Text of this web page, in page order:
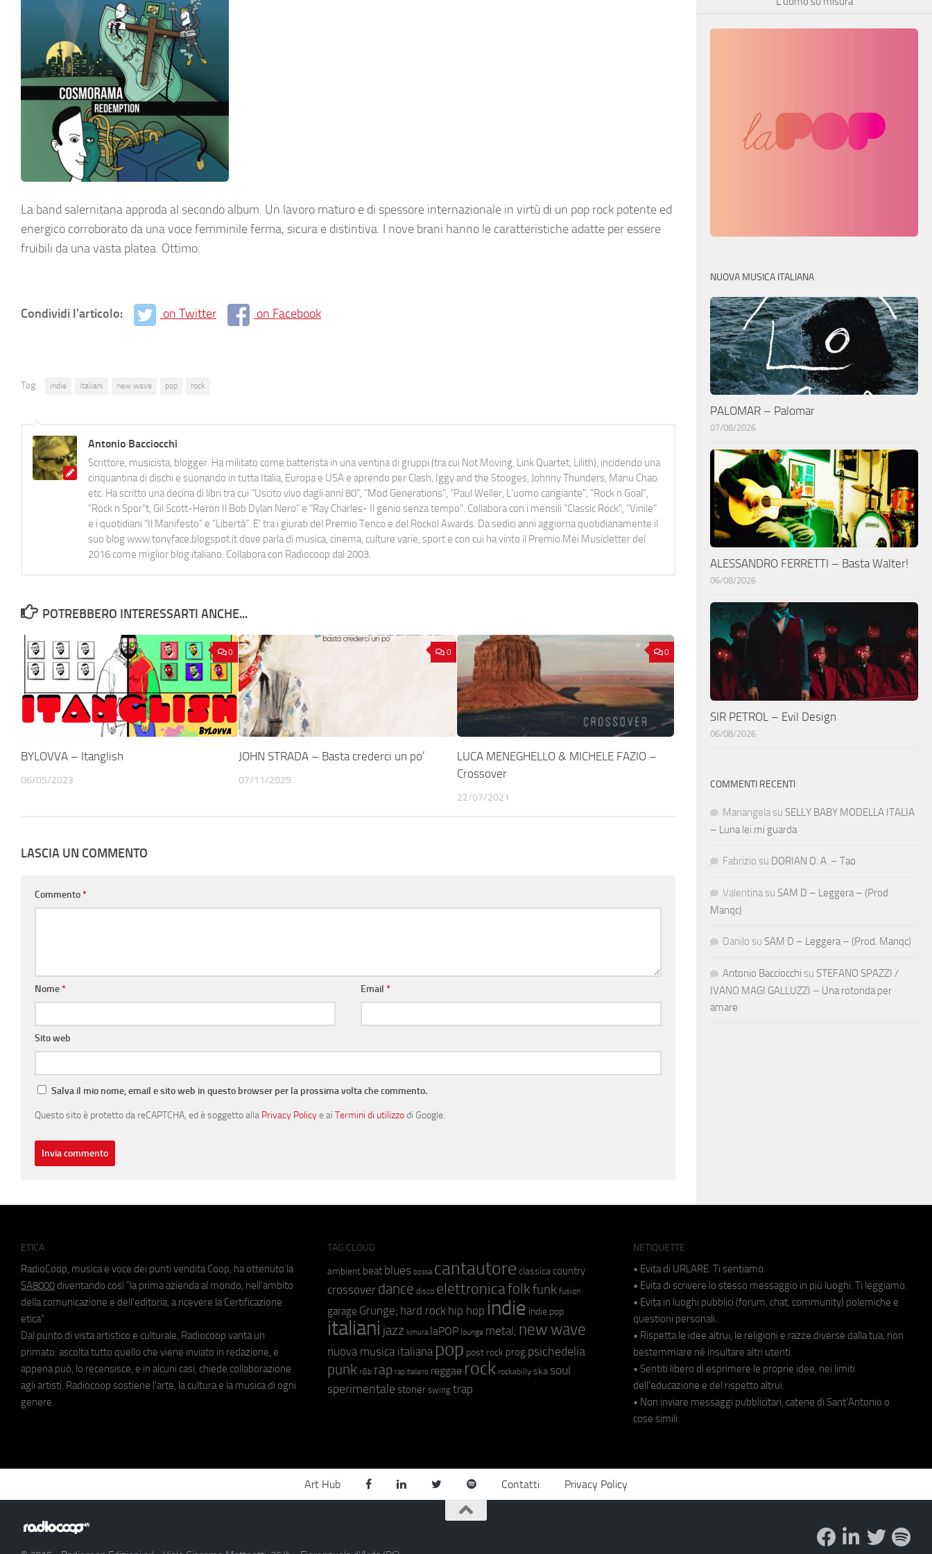
La band salernitana approda al secondo album. Un lavoro maturo e di spessore internazionale in virtù di un pop rock potente ed
energico corroborato da una voce femminile ferma, sicura e distintiva. I nove brani hanno le caratteristiche adatte per essere
fruibili da una vasta platea. Ottimo.
Condividi l'articolo: on Twitter on Facebook
Tag: indie italiani new wave pop rock
Antonio Bacciocchi
Scrittore, musicista, blogger. Ha militato come batterista in una ventina di gruppi (tra cui Not Moving, Link Quartet, Lilith), incidendo una
cinquantina di dischi e suonando in tutta Italia, Europa e USA e aprendo per Clash, Iggy and the Stooges, Johnny Thunders, Manu Chao
etc. Ha scritto una decina di libri tra cui "Uscito vivo dagli anni 80", "Mod Generations", "Paul Weller, L’uomo cangiante", "Rock n Goal",
"Rock n Spor"t, Gil Scott-Heron Il Bob Dylan Nero" e "Ray Charles- Il genio senza tempo". Collabora con i mensili “Classic Rock”, "Vinile"
e i quotidiani “Il Manifesto” e “Libertà”. E' tra i giurati del Premio Tenco e del Rockol Awards. Da sedici anni aggiorna quotidianamente il
suo blog www.tonyface.blogspot.it dove parla di musica, cinema, culture varie, sport e con cui ha vinto il Premio Mei Musicletter del
2016 come miglior blog italiano. Collabora con Radiocoop dal 2003.
POTREBBERO INTERESSARTI ANCHE...
0
BYLOVVA – Itanglish
06/05/2023
0
JOHN STRADA – Basta crederci un po’
07/11/2025
0
LUCA MENEGHELLO & MICHELE FAZIO –
Crossover
22/07/2021
LASCIA UN COMMENTO
Commento*
Nome* Email*
Sito web
Salva il mio nome, email e sito web in questo browser per la prossima volta che commento.
Questo sito è protetto da reCAPTCHA, ed è soggetto alla Privacy Policye ai Termini di utilizzodi Google.
NUOVA MUSICA ITALIANA
PALOMAR – Palomar
07/08/2026
ALESSANDRO FERRETTI – Basta Walter!
06/08/2026
SIR PETROL – Evil Design
06/08/2026
COMMENTI RECENTI
Mariangela su SELLY BABY MODELLA ITALIA
– Luna lei mi guarda
Fabrizio su DORIAN O. A. – Tao
Valentina su SAM D – Leggera – (Prod.
Manqc)
Danilo su SAM D – Leggera – (Prod. Manqc)
Antonio Bacciocchi su STEFANO SPAZZI /
IVANO MAGI GALLUZZI – Una rotonda per
amare
ETICA
RadioCoop, musica e voce dei punti vendita Coop, ha ottenuto la
SA8000 diventando così "la prima azienda al mondo, nell'ambito
della comunicazione e dell'editoria, a ricevere la Certificazione
etica".
Dal punto di vista artistico e culturale, Radiocoop vanta un
primato: ascolta tutto quello che viene inviato in redazione, e
appena può, lo recensisce, e in alcuni casi, chiede collaborazione
agli artisti. Radiocoop sostiene l'arte, la cultura e la musica di ogni
genere.
TAG CLOUD
ambient beat blues bossa cantautore classica country
crossover dance disco elettronicafolkfunk fusion
garage Grunge; hard rock hip hop indie indie pop
italiani jazz kimura laPOP lounge metal; new wave
nuova musica italiana pop post rock prog psichedelia
punk r&b rap rap italiano reggae rock rockabilly ska soul
sperimentale stoner swing trap
NETIQUETTE
• Evita di URLARE. Ti sentiamo.
• Evita di scrivere lo stesso messaggio in più luoghi. Ti leggiamo.
• Evita in luoghi pubblici (forum, chat, community) polemiche e
questioni personali.
• Rispetta le idee altrui, le religioni e razze diverse dalla tua, non
bestemmiare né insultare altri utenti.
• Sentiti libero di esprimere le proprie idee, nei limiti
dell'educazione e del rispetto altrui.
• Non inviare messaggi pubblicitari, catene di Sant'Antonio o
cose simili.
Art Hub Contatti Privacy Policy